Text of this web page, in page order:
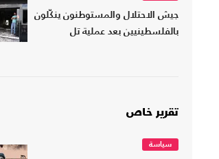
جيش الاحتلال والمستوطنون ينكّلون
بالفلسطينيين بعد عملية تل
تقرير خاص
سياسة